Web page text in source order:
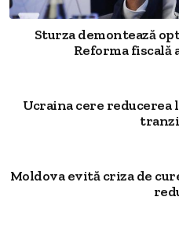
Sturza demontează
Reforma fiscală
Ucraina cere reducerea
Moldova evită criza de